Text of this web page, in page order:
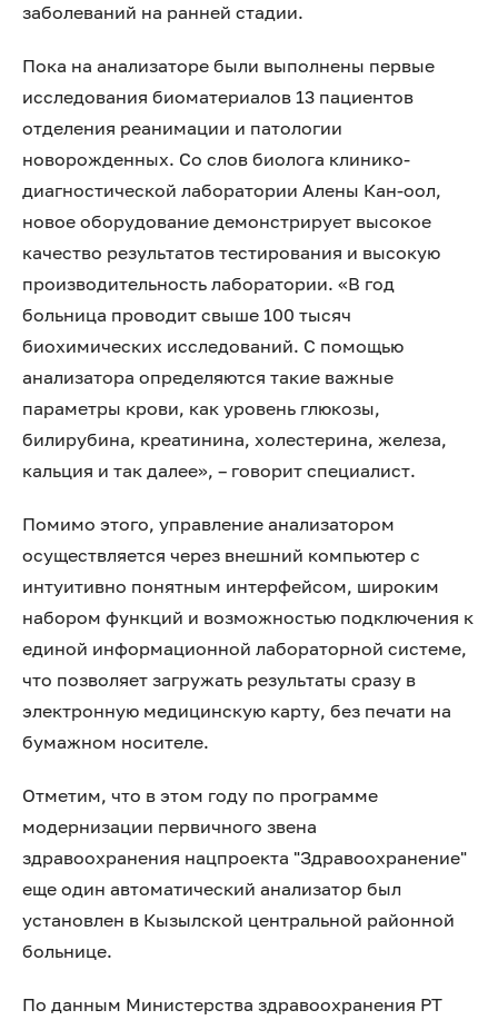
заболеваний на ранней стадии.
Пока на анализаторе были выполнены первые
исследования биоматериалов 13 пациентов
отделения реанимации и патологии
новорожденных. Со слов биолога клинико-
диагностической лаборатории Алены Кан-оол,
новое оборудование демонстрирует высокое
качество результатов тестирования и высокую
производительность лаборатории. «В год
больница проводит свыше 100 тысяч
биохимических исследований. С помощью
анализатора определяются такие важные
параметры крови, как уровень глюкозы,
билирубина, креатинина, холестерина, железа,
кальция и так далее», – говорит специалист.
Помимо этого, управление анализатором
осуществляется через внешний компьютер с
интуитивно понятным интерфейсом, широким
набором функций и возможностью подключения к
единой информационной лабораторной системе,
что позволяет загружать результаты сразу в
электронную медицинскую карту, без печати на
бумажном носителе.
Отметим, что в этом году по программе
модернизации первичного звена
здравоохранения нацпроекта "Здравоохранение"
еще один автоматический анализатор был
установлен в Кызылской центральной районной
больнице.
По данным Министерства здравоохранения РТ